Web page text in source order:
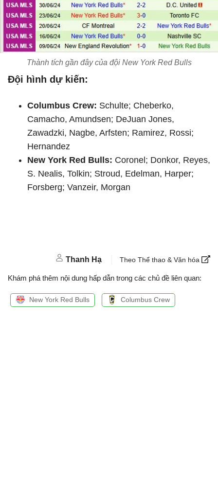
Thành tích gần đây của đội New York Red Bulls
Đội hình dự kiến:
Columbus Crew: Schulte; Cheberko,
Camacho, Amundsen; DeJuan Jones,
Zawadzki, Nagbe, Arfsten; Ramirez, Rossi;
Hernandez
New York Red Bulls: Coronel; Donkor, Reyes,
S. Nealis, Tolkin; Stroud, Edelman, Harper;
Forsberg; Vanzeir, Morgan
Thanh Hạ Theo Thể thao & Văn hóa
Khám phá thêm nội dung hấp dẫn trong các chủ đề liên quan:
New York Red Bulls Columbus Crew